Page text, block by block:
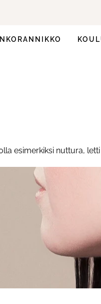
esimerkiksi nuttura, letti